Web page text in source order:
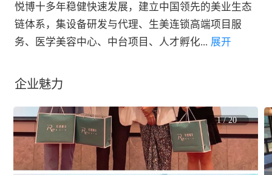
悦博十多年稳健快速发展，建立中国领先的美业生态
链体系，集设备研发与代理、生美连锁高端项目服
务、医学美容中心、中台项目、人才孵化... 展开
企业魅力
1/20